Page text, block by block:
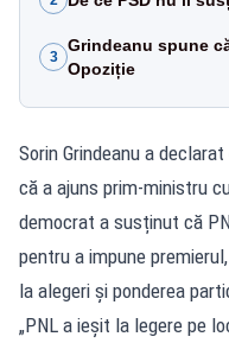
3
Grindeanu spune
Opoziție
Sorin Grindeanu a
că a ajuns prim-ministru
democrat a susținut că
pentru a impune
la alegeri și ponderea
„PNL a ieșit la legere pe